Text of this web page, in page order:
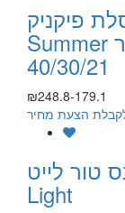
פיקניק
Summer סאמר
40/30/21
₪248.8-179.1
הצעת מחיר
טור לייט
Light